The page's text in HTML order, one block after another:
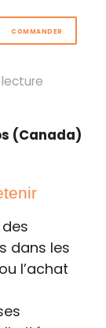
COMMANDER
(Canada)
dans les
l’achat